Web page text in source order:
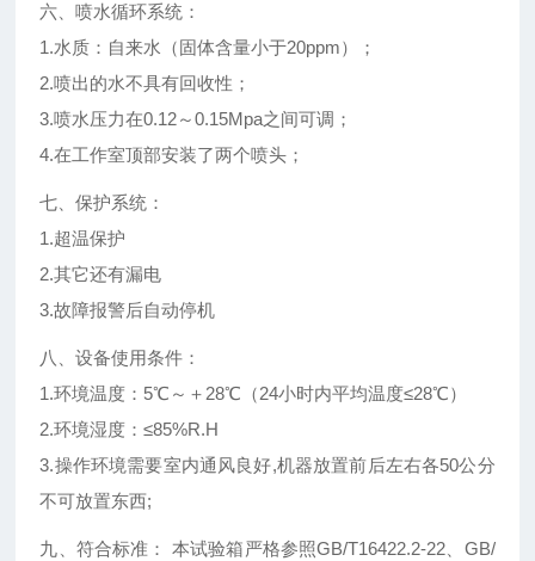
六、喷水循环系统：
1.水质：自来水（固体含量小于20ppm）；
2.喷出的水不具有回收性；
3.喷水压力在0.12～0.15Mpa之间可调；
4.在工作室顶部安装了两个喷头；
七、保护系统：
1.超温保护
2.其它还有漏电
3.故障报警后自动停机
八、设备使用条件：
1.环境温度：5℃～＋28℃（24小时内平均温度≤28℃）
2.环境湿度：≤85%R.H
3.操作环境需要室内通风良好,机器放置前后左右各50公分
不可放置东西;
九、符合标准： 本试验箱严格参照GB/T16422.2-22、GB/